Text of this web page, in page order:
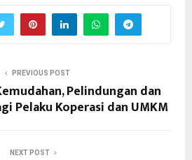
PREVIOUS POST
Pelindungan dan
Pelaku Koperasi dan UMKM
NEXT POST